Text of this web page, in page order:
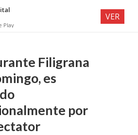
Filigrana
es
por
Play
VER